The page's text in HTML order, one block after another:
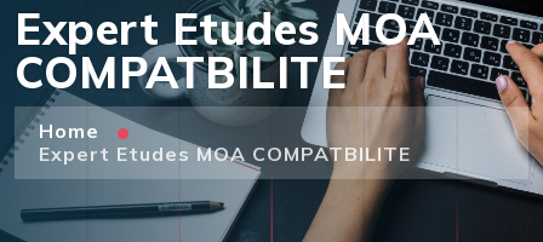
Expert Etudes MOA
COMPATBILITE
Home
Expert Etudes MOA COMPATBILITE